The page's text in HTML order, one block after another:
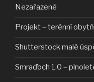
Nezařazené
Projekt – terénní
Shutterstock malé
Smraďoch 1.0 –